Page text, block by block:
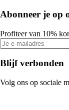
Abonneer je op
Profiteer van 10%
Blijf verbonden
Volg ons op sociale